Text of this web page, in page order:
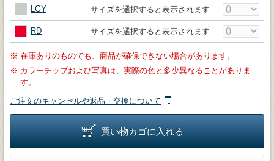
LGY サイズを選択すると表示されます
RD サイズを選択すると表示されます
※ 在庫ありのものでも、商品が確保できない場合があります。
※ カラーチップおよび写真は、実際の色と多少異なることがありま
す。
ご注文のキャンセルや返品・交換について
買い物カゴに入れる